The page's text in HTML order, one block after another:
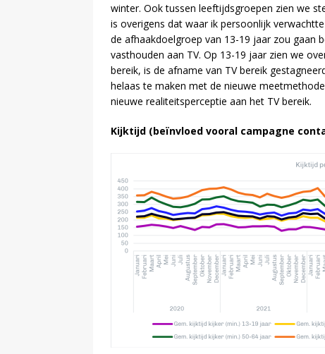
winter. Ook tussen leeftijdsgroepen zien we
is overigens dat waar ik persoonlijk
de afhaakdoelgroep van 13-19 jaar zou gaan
vasthouden aan TV. Op 13-19 jaar zien we
bereik, is de afname van TV bereik
helaas te maken met de nieuwe
nieuwe realiteitsperceptie aan het TV bereik.
Kijktijd (beïnvloed vooral campagne